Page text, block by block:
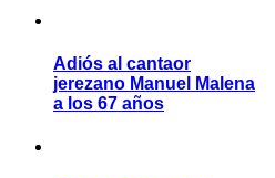
Adiós al cantaor
jerezano Manuel Malena
a los 67 años